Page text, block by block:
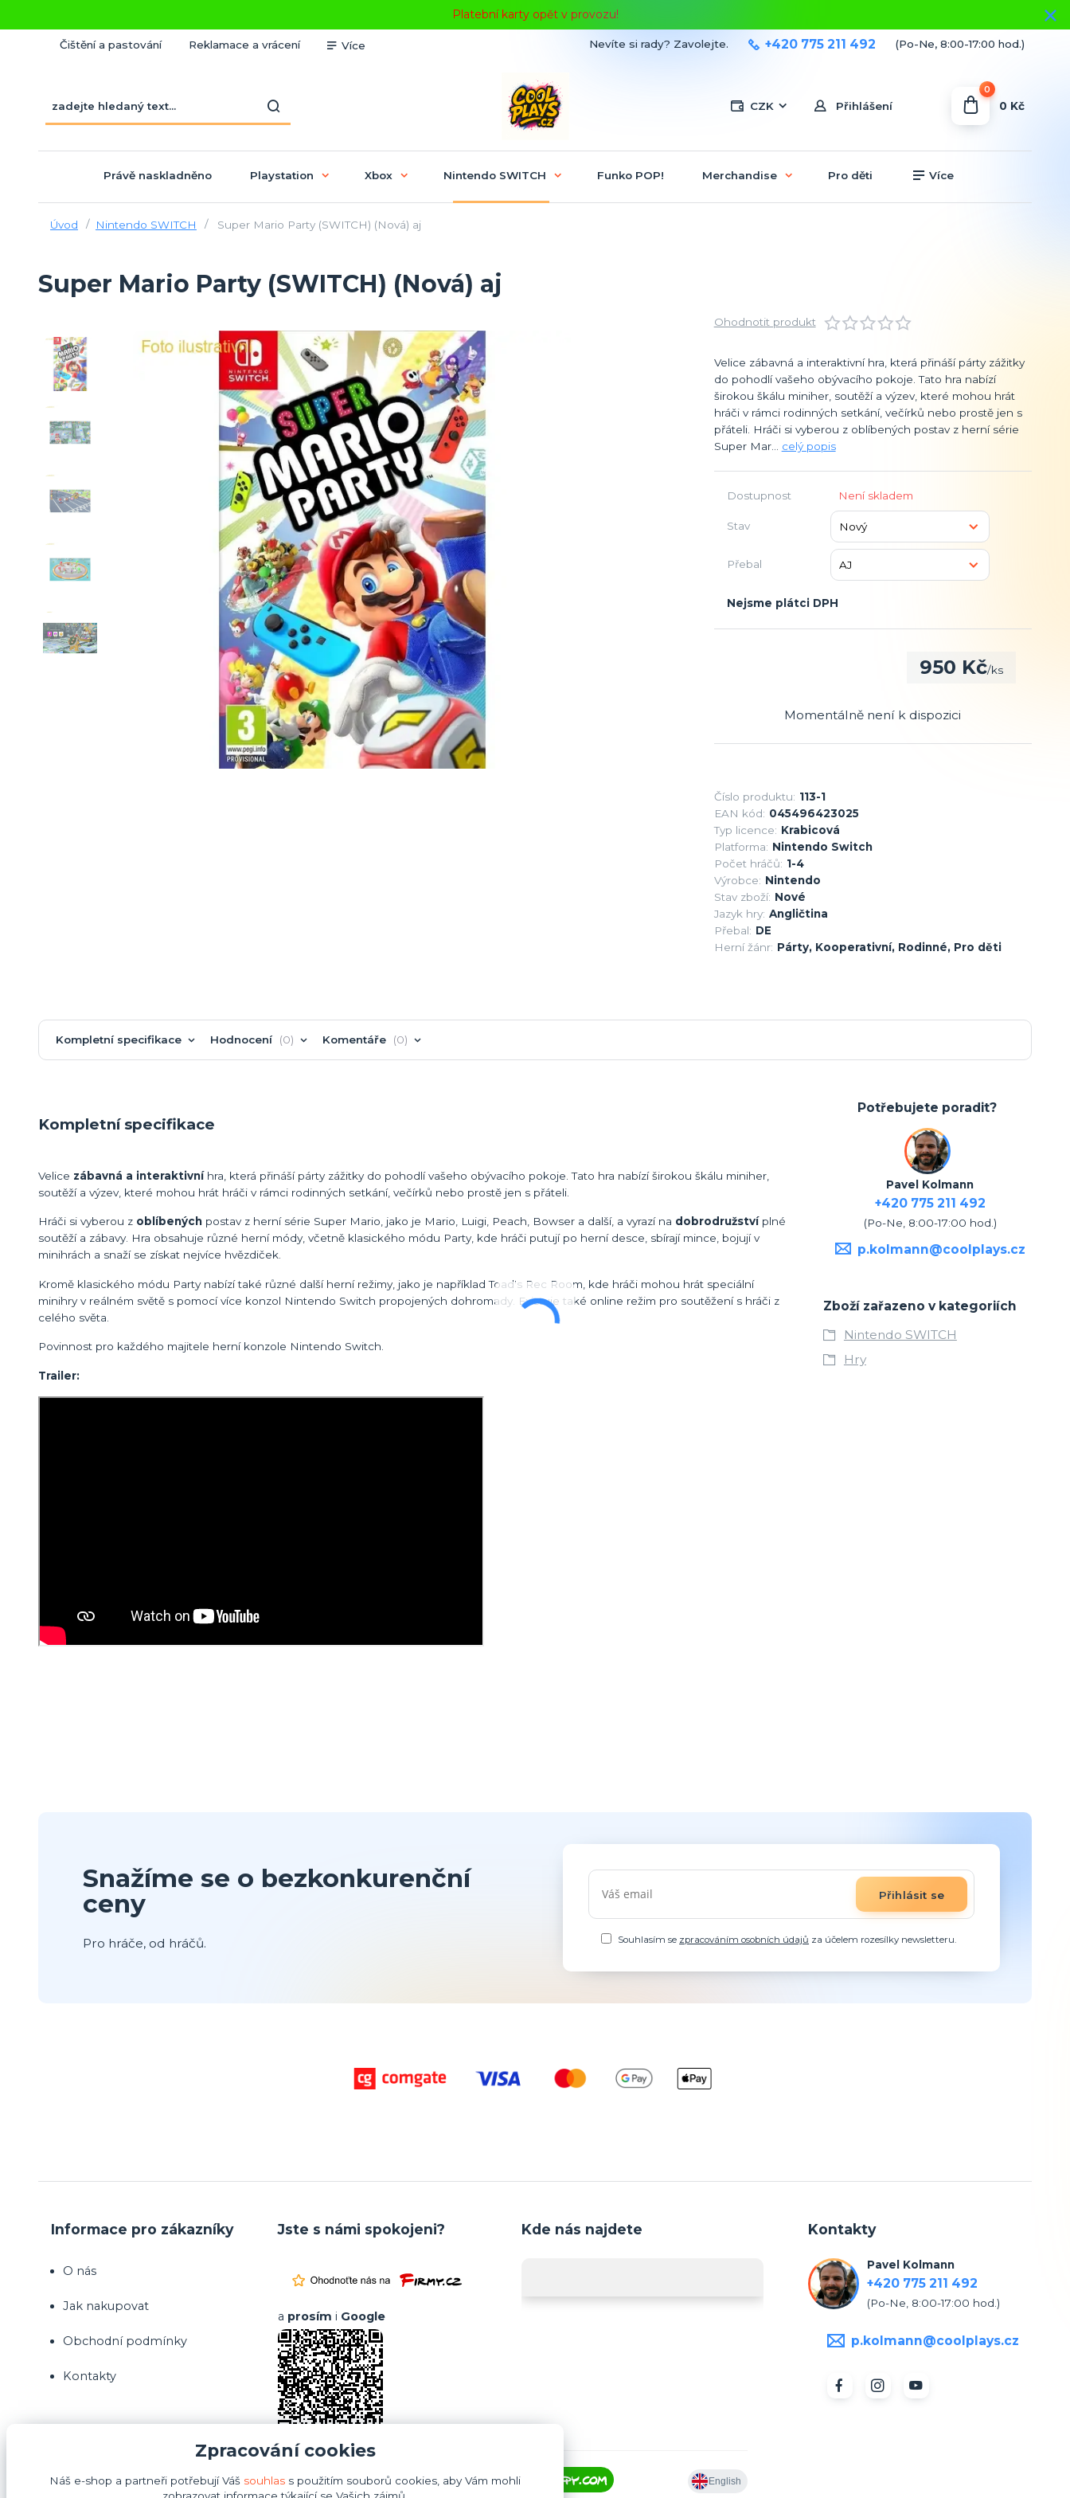
Platební karty opět v provozu!
Čištění a pastování Reklamace a vrácení Více
CZK Přihlášení
Nevíte si rady? Zavolejte. +420 775 211 492 (Po-Ne, 8:00-17:00 hod.)
0
0 Kč
Právě naskladněno Playstation Xbox Nintendo SWITCH Funko POP! Merchandise Pro děti Více
Úvod Nintendo SWITCH Super Mario Party (SWITCH) (Nová) aj
Super Mario Party (SWITCH) (Nová) aj
Ohodnotit produkt
Velice zábavná a interaktivní hra, která přináší párty zážitky
do pohodlí vašeho obývacího pokoje. Tato hra nabízí
širokou škálu miniher, soutěží a výzev, které mohou hrát
hráči v rámci rodinných setkání, večírků nebo prostě jen s
přáteli. Hráči si vyberou z oblíbených postav z herní série
Super Mar... celý popis
Dostupnost Není skladem
Stav
Přebal
Nejsme plátci DPH
950 Kč/ks
Momentálně není k dispozici
Číslo produktu: 113-1
EAN kód: 045496423025
Typ licence: Krabicová
Platforma: Nintendo Switch
Počet hráčů: 1-4
Výrobce: Nintendo
Stav zboží: Nové
Jazyk hry: Angličtina
Přebal: DE
Herní žánr: Párty, Kooperativní, Rodinné, Pro děti
Kompletní specifikace Hodnocení 0 Komentáře 0
Kompletní specifikace
Velice zábavná a interaktivníhra, která přináší párty zážitky do pohodlí vašeho obývacího pokoje. Tato hra nabízí širokou škálu miniher,
soutěží a výzev, které mohou hrát hráči v rámci rodinných setkání, večírků nebo prostě jen s přáteli.
Hráči si vyberou z oblíbených postav z herní série Super Mario, jako je Mario, Luigi, Peach, Bowser a další, a vyrazí na dobrodružství plné
soutěží a zábavy. Hra obsahuje různé herní módy, včetně klasického módu Party, kde hráči putují po herní desce, sbírají mince, bojují v
minihrách a snaží se získat nejvíce hvězdiček.
Kromě klasického módu Party nabízí také různé další herní režimy, jako je například Toad's Rec Room, kde hráči mohou hrát speciální
minihry v reálném světě s pomocí více konzol Nintendo Switch propojených dohromady. Existuje také online režim pro soutěžení s hráči z
celého světa.
Povinnost pro každého majitele herní konzole Nintendo Switch.
Trailer:
Potřebujete poradit?
Pavel Kolmann
+420 775 211 492
(Po-Ne, 8:00-17:00 hod.)
p.kolmann@coolplays.cz
Zboží zařazeno v kategoriích
Nintendo SWITCH
Hry
Snažíme se o bezkonkurenční
ceny
Pro hráče, od hráčů.
Přihlásit se
Souhlasím se zpracováním osobních údajů za účelem rozesílky newsletteru.
Informace pro zákazníky
O nás
Jak nakupovat
Obchodní podmínky
Kontakty
Jste s námi spokojeni?
a prosím i Google
Kde nás najdete Kontakty
Pavel Kolmann
+420 775 211 492
(Po-Ne, 8:00-17:00 hod.)
p.kolmann@coolplays.cz
Zpracování cookies
Náš e-shop a partneři potřebují Váš souhlas s použitím souborů cookies, aby Vám mohli
zobrazovat informace týkající se Vašich zájmů.